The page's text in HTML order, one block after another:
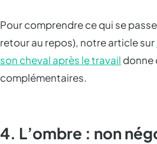
Pour comprendre ce qui se
retour au repos), notre article sur
son cheval après le travail donne
complémentaires.
4. L’ombre : non